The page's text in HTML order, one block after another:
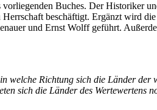
Buches. Der Historiker
beschäftigt. Ergänzt wird
und Ernst Wolff geführt.
welche Richtung sich die Länder
sich die Länder des